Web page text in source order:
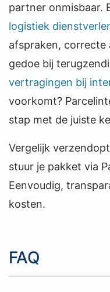
partner onmisbaar.
logistiek
afspraken, correcte
gedoe bij
vertragingen bij
voorkomt?
stap met de juiste
Vergelijk
stuur je pakket via
Eenvoudig,
kosten.
FAQ